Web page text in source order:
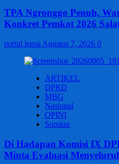
TPA Ngronggo Penuh,
Konkret Pemkot 2026
portal lensa Agustus 7, 2026 0
ARTIKEL
DPRD
MBG
Nasional
OPINI
Sorotan
Di Hadapan Komisi IX
Minta Evaluasi